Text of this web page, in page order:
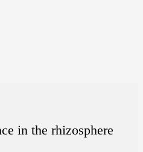
in the rhizosphere